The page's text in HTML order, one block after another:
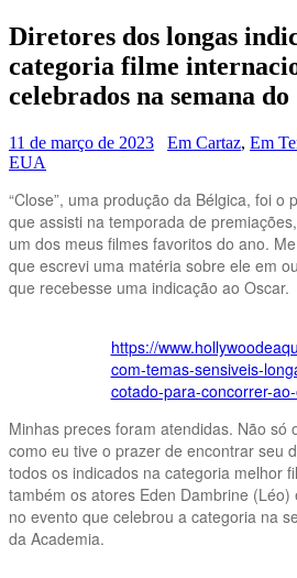
Diretores dos longas
categoria filme
celebrados na semana
11 de março de 2023 Em Cartaz, Em
EUA
“Close”, uma produção da Bélgica, foi o
que assisti na temporada de
um dos meus filmes favoritos do ano.
que escrevi uma matéria sobre ele em
que recebesse uma indicação ao Oscar.
https://
com-temas-sensiveis-
cotado-para-concorrer-
Minhas preces foram atendidas. Não só
como eu tive o prazer de encontrar seu
todos os indicados na categoria melhor
também os atores Eden Dambrine (Léo)
no evento que celebrou a categoria na
da Academia.